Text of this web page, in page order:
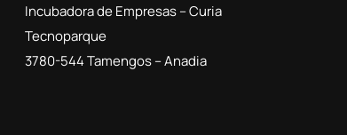
Incubadora de Empresas – Curia
Tecnoparque
3780-544 Tamengos – Anadia